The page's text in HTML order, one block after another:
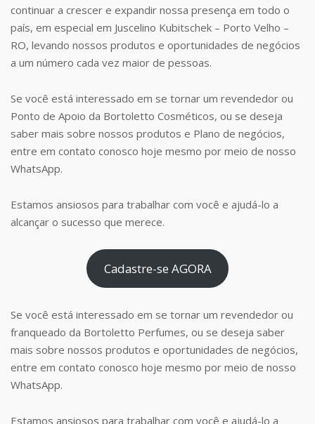
continuar a crescer e expandir nossa presença em todo o
país, em especial em Juscelino Kubitschek – Porto Velho –
RO, levando nossos produtos e oportunidades de negócios
a um número cada vez maior de pessoas.
Se você está interessado em se tornar um revendedor ou
Ponto de Apoio da Bortoletto Cosméticos, ou se deseja
saber mais sobre nossos produtos e Plano de negócios,
entre em contato conosco hoje mesmo por meio de nosso
WhatsApp.
Estamos ansiosos para trabalhar com você e ajudá-lo a
alcançar o sucesso que merece.
Cadastre-se AGORA
Se você está interessado em se tornar um revendedor ou
franqueado da Bortoletto Perfumes, ou se deseja saber
mais sobre nossos produtos e oportunidades de negócios,
entre em contato conosco hoje mesmo por meio de nosso
WhatsApp.
Estamos ansiosos para trabalhar com você e ajudá-lo a